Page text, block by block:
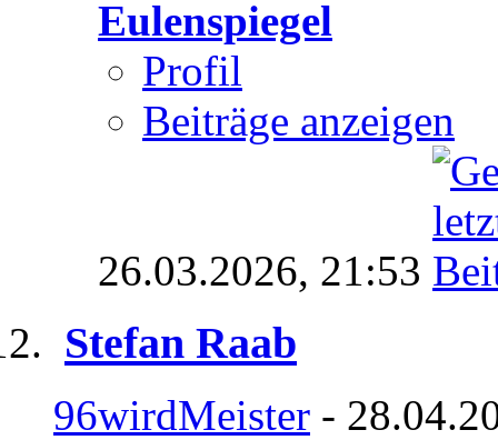
Eulenspiegel
Profil
Beiträge anzeigen
26.03.2026, 21:53
Stefan Raab
96wirdMeister -